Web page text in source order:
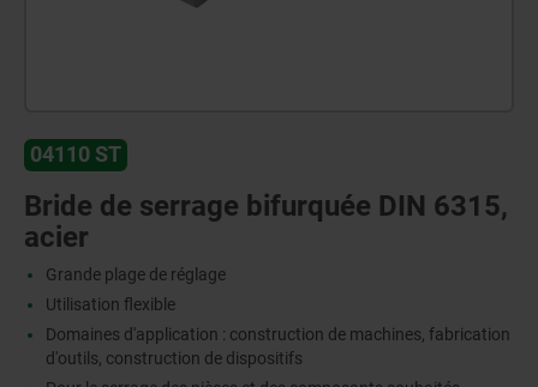
04110 ST
Bride de serrage bifurquée DIN 6315,
acier
Grande plage de réglage
Utilisation flexible
Domaines d'application : construction de machines, fabrication
d'outils, construction de dispositifs